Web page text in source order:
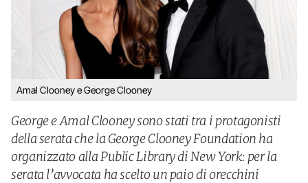
Amal Clooney e George Clooney
George e Amal Clooney sono stati tra i protagonisti
della serata che la George Clooney Foundation ha
organizzato alla Public Library di New York: per la
serata l’avvocata ha scelto un paio di orecchini